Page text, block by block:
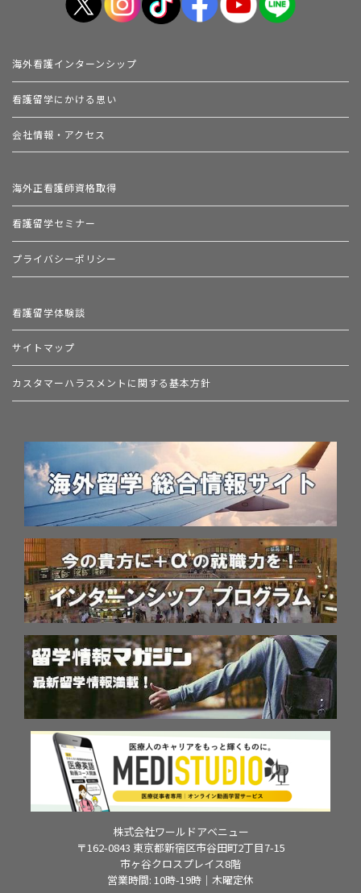
海外看護インターンシップ
看護留学にかける思い
会社情報・アクセス
海外正看護師資格取得
看護留学セミナー
プライバシーポリシー
看護留学体験談
サイトマップ
カスタマーハラスメントに関する基本方針
株式会社ワールドアベニュー
〒162-0843 東京都新宿区市谷田町2丁目7-15
市ヶ谷クロスプレイス8階
営業時間: 10時-19時｜木曜定休